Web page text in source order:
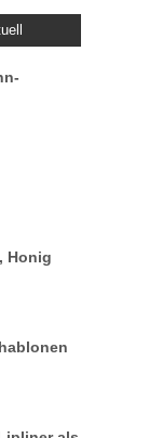
Honig